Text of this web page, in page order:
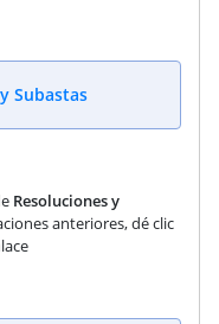
Subastas
Resoluciones y
anteriores, dé clic